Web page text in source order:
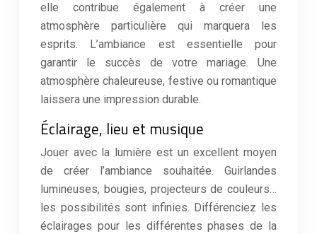
elle contribue également à créer une
atmosphère particulière qui marquera les
esprits. L’ambiance est essentielle pour
garantir le succès de votre mariage. Une
atmosphère chaleureuse, festive ou romantique
laissera une impression durable.
Éclairage, lieu et musique
Jouer avec la lumière est un excellent moyen
de créer l’ambiance souhaitée. Guirlandes
lumineuses, bougies, projecteurs de couleurs…
les possibilités sont infinies. Différenciez les
éclairages pour les différentes phases de la